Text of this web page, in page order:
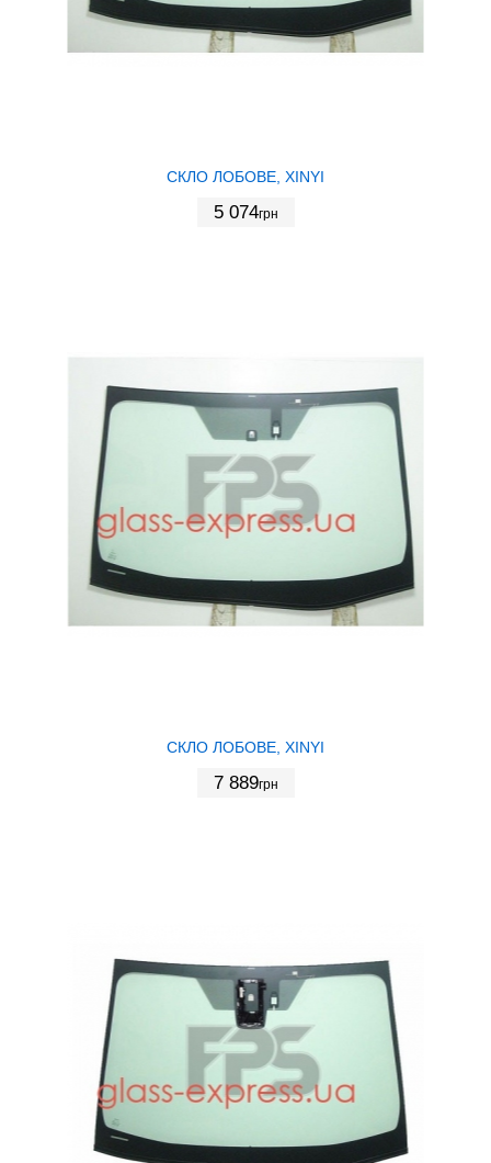
СКЛО ЛОБОВЕ, XINYI
5 074грн
СКЛО ЛОБОВЕ, XINYI
7 889грн